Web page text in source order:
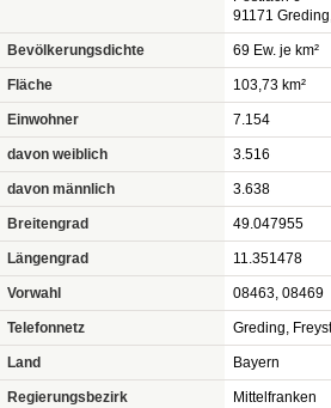
91171
Bevölkerungsdichte 69 Ew. je km²
Fläche 103,73 km²
Einwohner 7.154
davon weiblich 3.516
davon männlich 3.638
Breitengrad 49.047955
Längengrad 11.351478
Vorwahl 08463, 08469
Telefonnetz Greding,
Land Bayern
Regierungsbezirk Mittelfranken